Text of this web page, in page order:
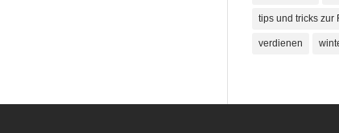
tips und tricks zur
verdienen